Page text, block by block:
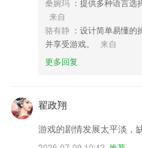
桑婉玛 ：提供多种语言选
来自
骆有静 ：设计简单易懂
并享受游戏。
来自
更多回复
翟政翔
游戏的剧情发展太平淡，